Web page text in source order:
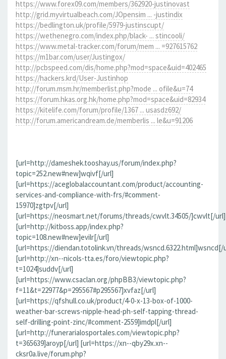
https://www.forex09.com/members/362920-justinovast
http://grid.myvirtualbeach.com/JOpensim ... -justindix
https://bedlington.uk/profile/5979-justinscupt/
https://wethenegro.com/index.php/black- ... stincooli/
https://www.metal-tracker.com/forum/mem ... =927615762
https://m1bar.com/user/Justingox/
http://pcbspeed.com/dis/home.php?mod=space&uid=402465
https://hackers.krd/User-Justinhop
http://forum.msm.hr/memberlist.php?mode ... ofile&u=74
https://forum.hkas.org.hk/home.php?mod=space&uid=82934
https://kitelife.com/forum/profile/1367 ... usasdz692/
http://forum.americandream.de/memberlis ... le&u=91206
[url=http://dameshek.tooshay.us/forum/index.php?
topic=252.new#new]wqivf[/url]
[url=https://aceglobalaccountant.com/product/accounting-
services-and-compliance-with-frs/#comment-
15970]zgtpv[/url]
[url=https://neosmart.net/forums/threads/cwvlt.34505/]cwvlt[/url]
[url=http://kitboss.app/index.php?
topic=108.new#new]evilr[/url]
[url=https://diendan.totolink.vn/threads/wsncd.6322.html]wsncd[/
[url=http://xn--nicols-tta.es/foro/viewtopic.php?
t=1024]suddv[/url]
[url=https://www.csaclan.org/phpBB3/viewtopic.php?
f=11&t=22977&p=295567#p295567]xvfaz[/url]
[url=https://qfshull.co.uk/product/4-0-x-13-box-of-1000-
weather-bar-screws-nipple-head-ph-self-tapping-thread-
self-drilling-point-zinc/#comment-2559]imdpl[/url]
[url=http://funerarialosportales.com/viewtopic.php?
t=365639]aroyp[/url] [url=https://xn--qby29x.xn--
cksr0a.live/forum.php?